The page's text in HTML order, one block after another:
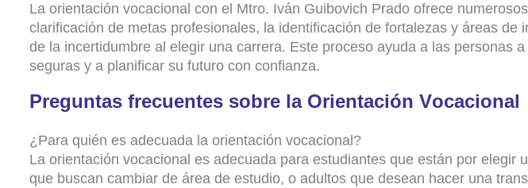
La orientación vocacional con el Mtro. Iván Guibovich Prado ofrece numerosos
clarificación de metas profesionales, la identificación de fortalezas y áreas de
de la incertidumbre al elegir una carrera. Este proceso ayuda a las personas a
seguras y a planificar su futuro con confianza.
Preguntas frecuentes sobre la Orientación Vocacional
¿Para quién es adecuada la orientación vocacional ?
La orientación vocacional es adecuada para estudiantes que están por elegir
que buscan cambiar de área de estudio, o adultos que desean hacer una